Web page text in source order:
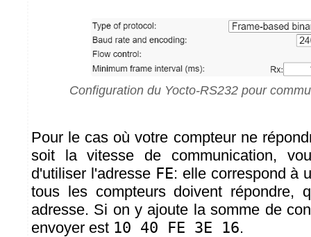
Configuration du Yocto-RS232 pour
Pour le cas où votre compteur ne
soit la vitesse de communication,
d'utiliser l'adresse FE: elle correspond à
tous les compteurs doivent répondre,
adresse. Si on y ajoute la somme de
envoyer est 10 40 FE 3E 16.